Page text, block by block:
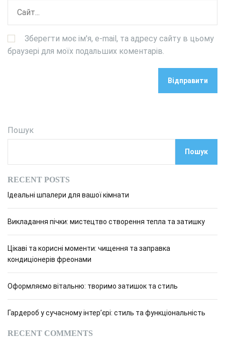
Зберегти моє ім'я, e-mail, та адресу сайту в цьому
браузері для моїх подальших коментарів.
Пошук
Пошук
RECENT POSTS
Ідеальні шпалери для вашої кімнати
Викладання пічки: мистецтво створення тепла та затишку
Цікаві та корисні моменти: чищення та заправка
кондиціонерів фреонами
Оформляємо вітальню: творимо затишок та стиль
Гардероб у сучасному інтер’єрі: стиль та функціональність
RECENT COMMENTS